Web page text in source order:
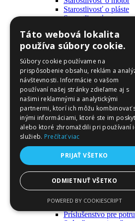
Starostlivosť o pláste
Starostlivosť o
Batohy a tašky
Kľúčenky
Oblečenie
Zmývateľné
Domáci majster a nástroje
Elektrické zapojenie
Časové spínače
Diferenciálne spínače
Domové zvončeky
Elektrické káble
Káble
Káblové navijáky
Monitory napájania
Nástenné dosky a rámy
Nástroje a ovládače
Podávače
Príruby
Príslušenstvo pre
Táto webová lokalita
používa súbory cookie.
Súbory cookie používame na
prispôsobenie obsahu, reklám a
návštevnosti. Informácie o vašom
používaní našej stránky zdieľame aj s
našimi reklamnými a analytickými
partnermi, ktorí ich môžu kombinovať
inými informáciami, ktoré ste im
alebo ktoré zhromaždili pri používaní
služieb. Prečítať viac
PRIJAŤ VŠETKO
ODMIETNUŤ VŠETKO
POWERED BY COOKIESCRIPT